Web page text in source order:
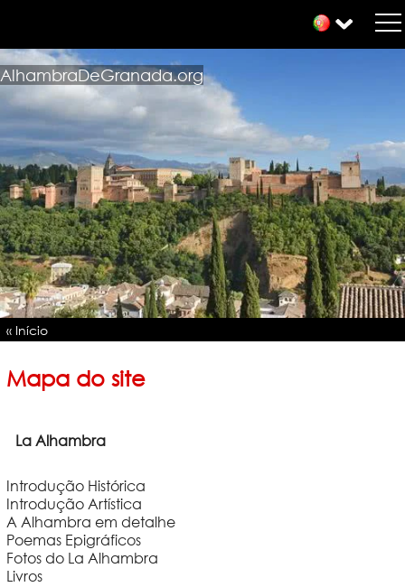
AlhambraDeGranada.org
« Início
Mapa do site
La Alhambra
Introdução Histórica
Introdução Artística
A Alhambra em detalhe
Poemas Epigráficos
Fotos do La Alhambra
Livros